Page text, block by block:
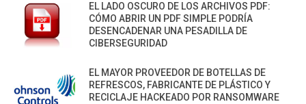
EL LADO OSCURO DE LOS ARCHIVOS PDF:
CÓMO ABRIR UN PDF SIMPLE PODRÍA
DESENCADENAR UNA PESADILLA DE
CIBERSEGURIDAD
EL MAYOR PROVEEDOR DE BOTELLAS DE
REFRESCOS, FABRICANTE DE PLÁSTICO Y
RECICLAJE HACKEADO POR RANSOMWARE